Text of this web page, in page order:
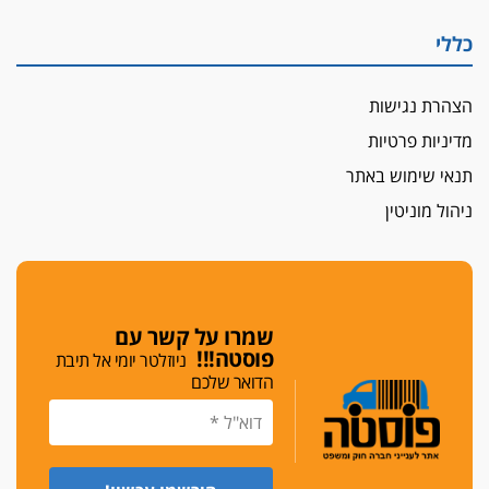
חג שמח
כפר מנדא: עורך דין נעצר בחשד להחזקת שני אקדח
די לאלימות
חדש ללשכה אינה סבירה
משפחה ופוליטיקה
עו"ד גלעד מנשה ויאיר בכורו חגגו בר מצווה, שרי
הליכוד הפציצו
כללי
הצהרת נגישות
מדיניות פרטיות
תנאי שימוש באתר
ניהול מוניטין
שמרו על קשר עם
פוסטה!!! ניוזלטר יומי אל תיבת
הדואר שלכם